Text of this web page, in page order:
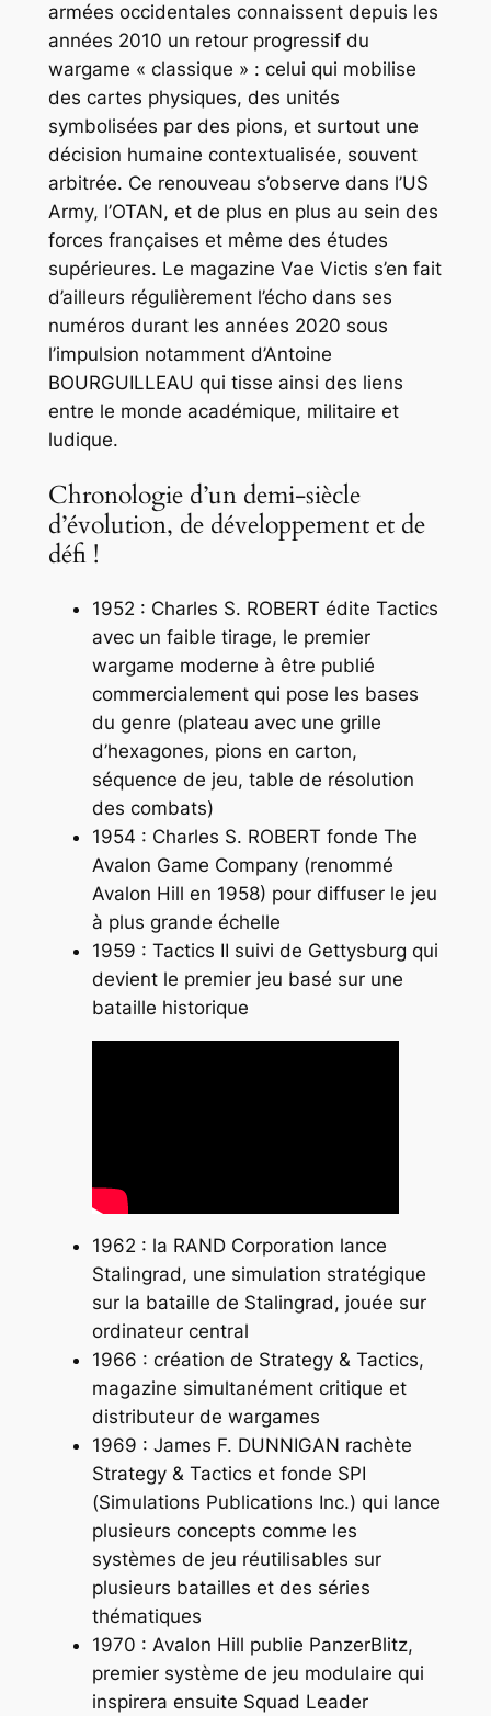
armées occidentales connaissent depuis les
années 2010 un retour progressif du
wargame « classique » : celui qui mobilise
des cartes physiques, des unités
symbolisées par des pions, et surtout une
décision humaine contextualisée, souvent
arbitrée. Ce renouveau s’observe dans l’US
Army, l’OTAN, et de plus en plus au sein des
forces françaises et même des études
supérieures. Le magazine Vae Victis s’en fait
d’ailleurs régulièrement l’écho dans ses
numéros durant les années 2020 sous
l’impulsion notamment d’Antoine
BOURGUILLEAU qui tisse ainsi des liens
entre le monde académique, militaire et
ludique.
Chronologie d’un demi-siècle
d’évolution, de développement et de
défi !
1952 : Charles S. ROBERT édite Tactics
avec un faible tirage, le premier
wargame moderne à être publié
commercialement qui pose les bases
du genre (plateau avec une grille
d’hexagones, pions en carton,
séquence de jeu, table de résolution
des combats)
1954 : Charles S. ROBERT fonde The
Avalon Game Company (renommé
Avalon Hill en 1958) pour diffuser le jeu
à plus grande échelle
1959 : Tactics II suivi de Gettysburg qui
devient le premier jeu basé sur une
bataille historique
1962 : la RAND Corporation lance
Stalingrad, une simulation stratégique
sur la bataille de Stalingrad, jouée sur
ordinateur central
1966 : création de Strategy & Tactics,
magazine simultanément critique et
distributeur de wargames
1969 : James F. DUNNIGAN rachète
Strategy & Tactics et fonde SPI
(Simulations Publications Inc.) qui lance
plusieurs concepts comme les
systèmes de jeu réutilisables sur
plusieurs batailles et des séries
thématiques
1970 : Avalon Hill publie PanzerBlitz,
premier système de jeu modulaire qui
inspirera ensuite Squad Leader